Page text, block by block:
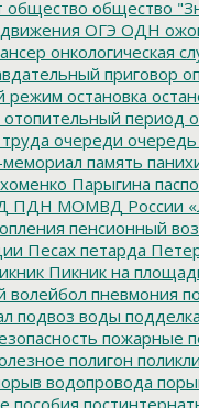
общество общество
ОГЭ ОДН
онкологическая
приговор
режим остановка
отопительный период
очереди
память
Парыгина
ПДН МОМВД России
пенсионный
Песах петарда
Пикник на
волейбол пневмония
подвоз воды подделка
пожарные
полигон
водопровода